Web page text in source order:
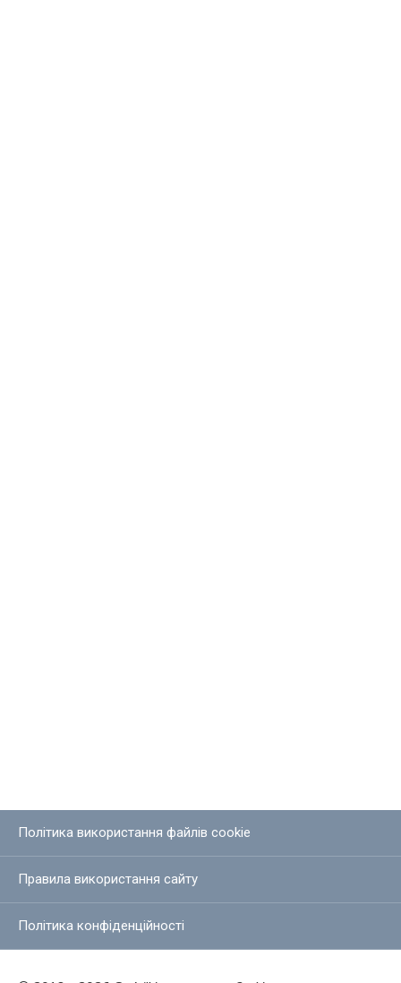
Політика використання файлів cookie
Правила використання сайту
Політика конфіденційності